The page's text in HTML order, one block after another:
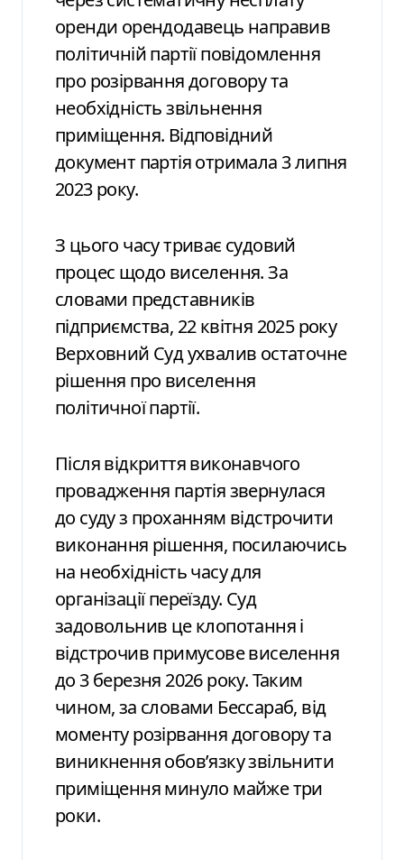
оренди орендодавець направив
політичній партії повідомлення
про розірвання договору та
необхідність звільнення
приміщення. Відповідний
документ партія отримала 3 липня
2023 року.
З цього часу триває судовий
процес щодо виселення. За
словами представників
підприємства, 22 квітня 2025 року
Верховний Суд ухвалив остаточне
рішення про виселення
політичної партії.
Після відкриття виконавчого
провадження партія звернулася
до суду з проханням відстрочити
виконання рішення, посилаючись
на необхідність часу для
організації переїзду. Суд
задовольнив це клопотання і
відстрочив примусове виселення
до 3 березня 2026 року. Таким
чином, за словами Бессараб, від
моменту розірвання договору та
виникнення обов’язку звільнити
приміщення минуло майже три
роки.